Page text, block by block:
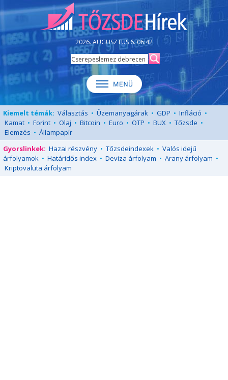
2026. AUGUSZTUS 6. 06:42
Kiemelt témák: Választás • Üzemanyagárak • GDP • Infláció •
Kamat • Forint • Olaj • Bitcoin • Euro • OTP • BUX • Tőzsde •
Elemzés • Állampapír
Gyorslinkek: Hazai részvény • Tőzsdeindexek • Valós idejű
árfolyamok • Határidős index • Deviza árfolyam • Arany árfolyam •
Kriptovaluta árfolyam